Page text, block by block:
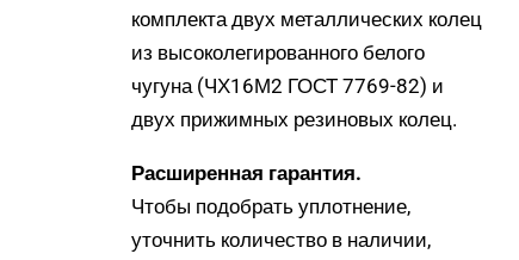
комплекта двух металлических колец
из высоколегированного белого
чугуна (ЧХ16М2 ГОСТ 7769-82) и
двух прижимных резиновых колец.
Расширенная гарантия.
Чтобы подобрать уплотнение,
уточнить количество в наличии,